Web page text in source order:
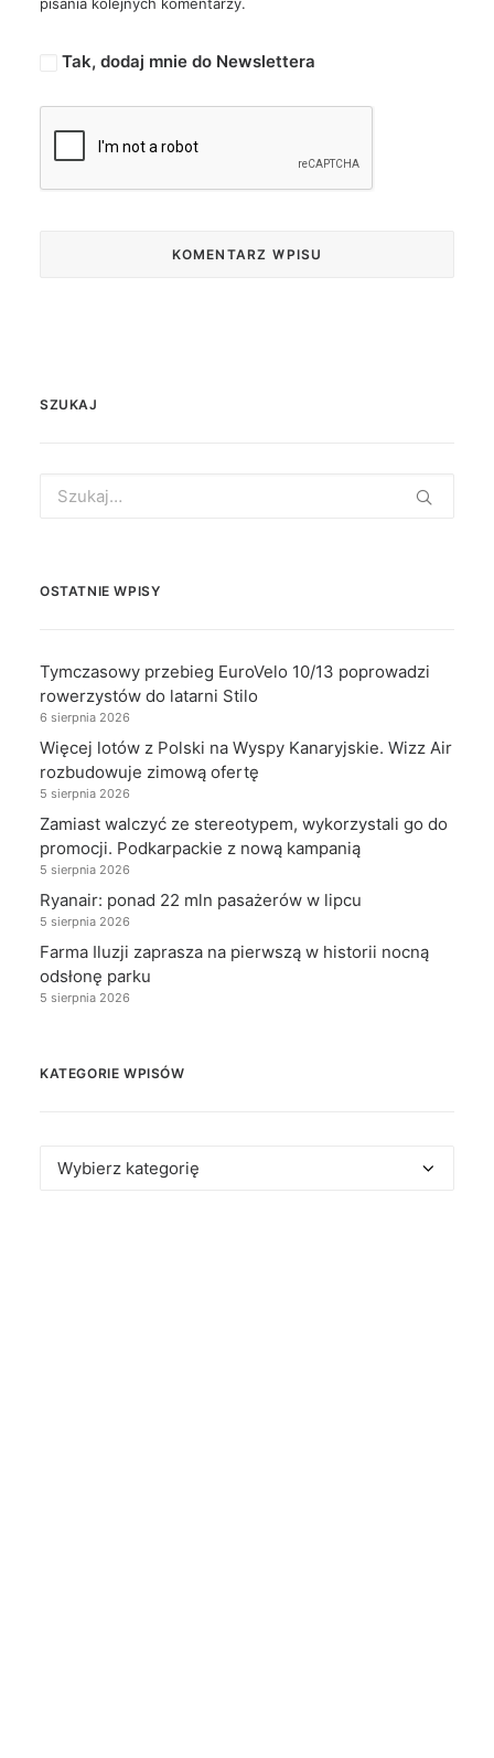
Tak, dodaj mnie do Newslettera
SZUKAJ
for:
OSTATNIE WPISY
Tymczasowy przebieg EuroVelo 10/13 poprowadzi
rowerzystów do latarni Stilo
6 sierpnia 2026
Więcej lotów z Polski na Wyspy Kanaryjskie. Wizz Air
rozbudowuje zimową ofertę
5 sierpnia 2026
Zamiast walczyć ze stereotypem, wykorzystali go do
promocji. Podkarpackie z nową kampanią
5 sierpnia 2026
Ryanair: ponad 22 mln pasażerów w lipcu
5 sierpnia 2026
Farma Iluzji zaprasza na pierwszą w historii nocną
odsłonę parku
5 sierpnia 2026
KATEGORIE WPISÓW
Kategorie